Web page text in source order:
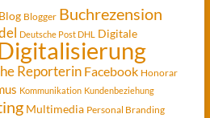
Blog Blogger Buchrezension
Deutsche Post DHL
Digitale
Reporterin Facebook Honorar
Kommunikation Kundenbeziehung
Multimedia Personal Branding